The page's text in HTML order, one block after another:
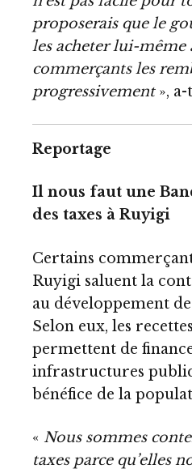
proposerais que le
les acheter lui-même
commerçants les
progressivement »,
Reportage
Il nous faut une
des taxes à Ruyigi
Certains
Ruyigi saluent la
au développement
Selon eux, les
permettent de
infrastructures
bénéfice de la
« Nous sommes
taxes parce qu’elles